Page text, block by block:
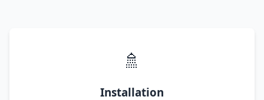
🚿
Installation